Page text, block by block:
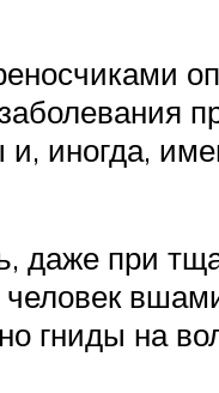
и, иногда,
даже при
гниды на